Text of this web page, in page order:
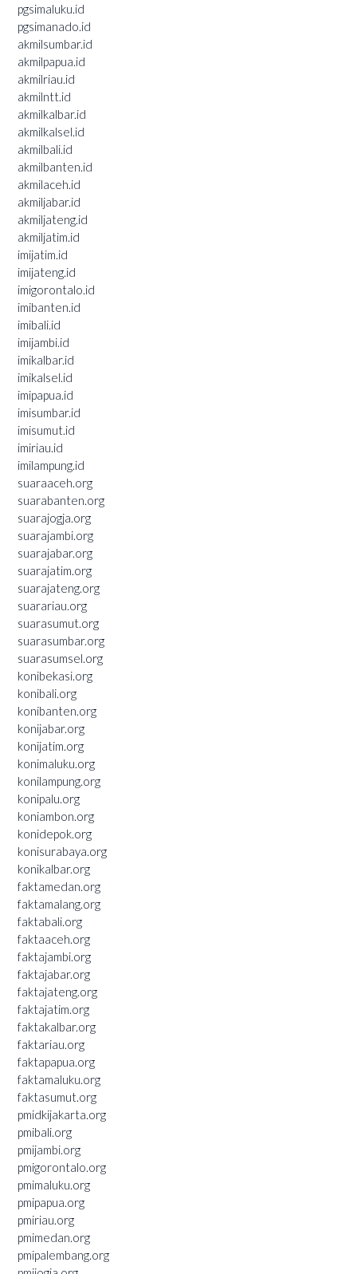
pgsimaluku.id
pgsimanado.id
akmilsumbar.id
akmilpapua.id
akmilriau.id
akmilntt.id
akmilkalbar.id
akmilkalsel.id
akmilbali.id
akmilbanten.id
akmilaceh.id
akmiljabar.id
akmiljateng.id
akmiljatim.id
imijatim.id
imijateng.id
imigorontalo.id
imibanten.id
imibali.id
imijambi.id
imikalbar.id
imikalsel.id
imipapua.id
imisumbar.id
imisumut.id
imiriau.id
imilampung.id
suaraaceh.org
suarabanten.org
suarajogja.org
suarajambi.org
suarajabar.org
suarajatim.org
suarajateng.org
suarariau.org
suarasumut.org
suarasumbar.org
suarasumsel.org
konibekasi.org
konibali.org
konibanten.org
konijabar.org
konijatim.org
konimaluku.org
konilampung.org
konipalu.org
koniambon.org
konidepok.org
konisurabaya.org
konikalbar.org
faktamedan.org
faktamalang.org
faktabali.org
faktaaceh.org
faktajambi.org
faktajabar.org
faktajateng.org
faktajatim.org
faktakalbar.org
faktariau.org
faktapapua.org
faktamaluku.org
faktasumut.org
pmidkijakarta.org
pmibali.org
pmijambi.org
pmigorontalo.org
pmimaluku.org
pmipapua.org
pmiriau.org
pmimedan.org
pmipalembang.org